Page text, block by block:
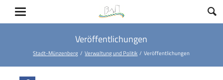
Veröffentlichungen
Stadt-Münzenberg Verwaltung und Politik Veröffentlichungen